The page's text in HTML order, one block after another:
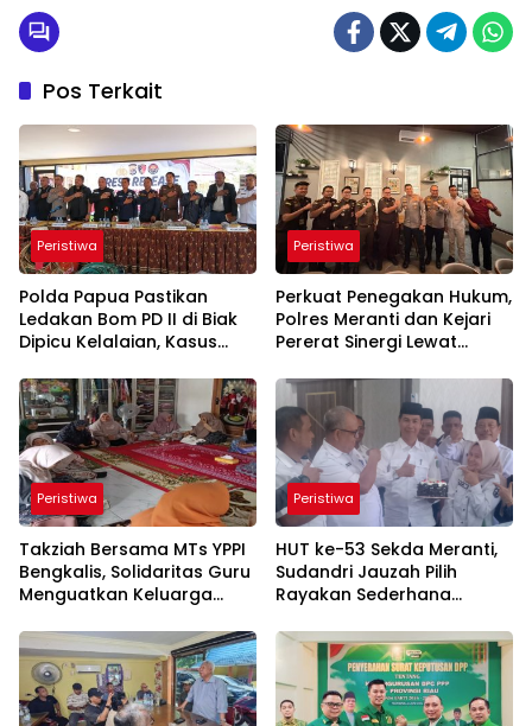
Pos Terkait
Peristiwa
Polda Papua Pastikan
Ledakan Bom PD II di Biak
Dipicu Kelalaian, Kasus
Peristiwa
Perkuat Penegakan Hukum,
Polres Meranti dan Kejari
Pererat Sinergi Lewat
Peristiwa
Takziah Bersama MTs YPPI
Bengkalis, Solidaritas Guru
Menguatkan Keluarga
Peristiwa
HUT ke-53 Sekda Meranti,
Sudandri Jauzah Pilih
Rayakan Sederhana